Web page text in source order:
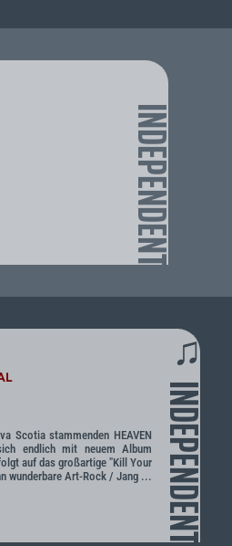
INDEPENDENT
♫
INDEPENDENT
Scotia stammenden HEAVEN
endlich mit neuem Album
auf das großartige "Kill Your
wunderbare Art-Rock / Jang ...